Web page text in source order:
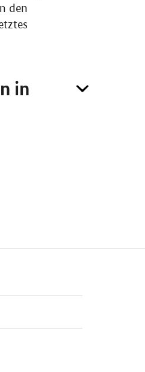
den
in